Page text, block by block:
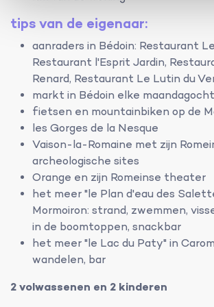
tips van de eigenaar:
aanraders in Bédoin: Restaurant
Restaurant l'Esprit Jardin,
Renard, Restaurant Le Lutin du
markt in Bédoin elke
fietsen en mountainbiken op de
les Gorges de la Nesque
Vaison-la-Romaine met zijn
archeologische sites
Orange en zijn Romeinse theater
het meer "le Plan d'eau des
Mormoiron: strand, zwemmen,
in de boomtoppen, snackbar
het meer "le Lac du Paty" in
wandelen, bar
2 volwassenen en 2 kinderen